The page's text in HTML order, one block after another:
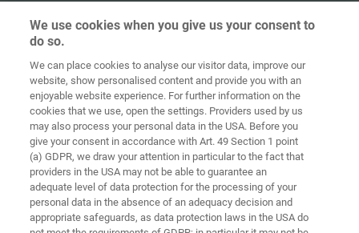
Home Contact Colofon
Algemene
voorwaarden
Cookie
richtlijnen Login
Verklaring
inzake digitale
toegankelijkheid
Cookie instellingen
We use cookies when you give us your consent to
do so.
We can place cookies to analyse our visitor data, improve our
website, show personalised content and provide you with an
enjoyable website experience. For further information on the
cookies that we use, open the settings. Providers used by us
may also process your personal data in the USA. Before you
give your consent in accordance with Art. 49 Section 1 point
(a) GDPR, we draw your attention in particular to the fact that
providers in the USA may not be able to guarantee an
adequate level of data protection for the processing of your
personal data in the absence of an adequacy decision and
appropriate safeguards, as data protection laws in the USA do